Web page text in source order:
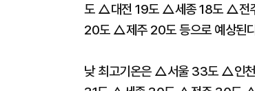
도 △대전 19도 △세종 18도 △
20도 △제주 20도 등으로 예상된
낮 최고기온은 △서울 33도 △